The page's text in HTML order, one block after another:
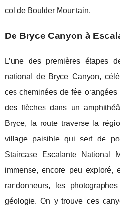
col de Boulder Mountain.
De Bryce Canyon à
L’une des premières étapes
national de Bryce Canyon,
ces cheminées de fée
des flèches dans un
Bryce, la route traverse la
village paisible qui sert de
Staircase Escalante National
immense, encore peu exploré,
randonneurs, les
géologie. On y trouve des